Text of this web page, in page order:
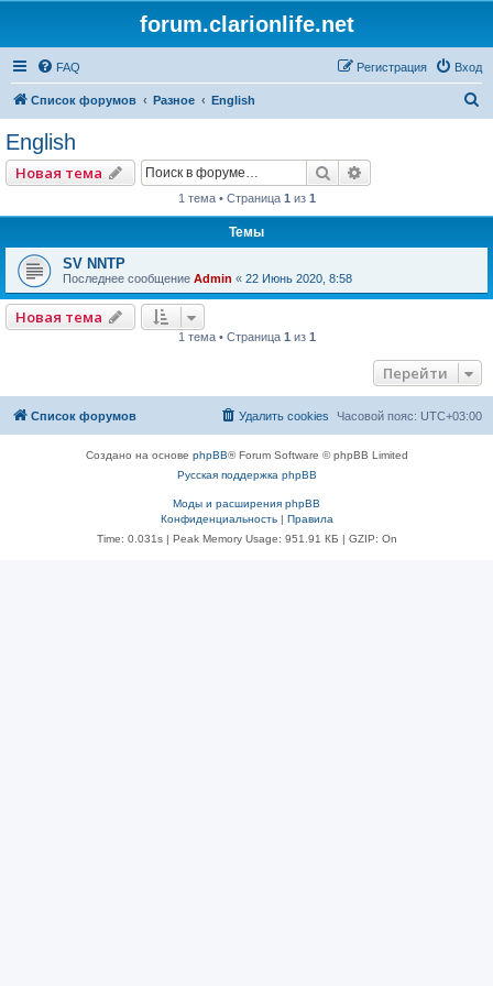
forum.clarionlife.net
FAQ Вход
Регистрация
Список форумов Разное English
English
Новая тема Поиск
1 тема • Страница 1 из 1
Темы
SV NNTP
Последнее сообщение Admin « 22 Июнь 2020, 8:58
Новая тема
1 тема • Страница 1 из 1
Перейти
Список форумов Часовой пояс: UTC+03:00
Удалить cookies
Создано на основе phpBB® Forum Software © phpBB Limited
Русская поддержка phpBB
Моды и расширения phpBB
Конфиденциальность| Правила
Time: 0.031s| Peak Memory Usage: 951.91 КБ | GZIP: On